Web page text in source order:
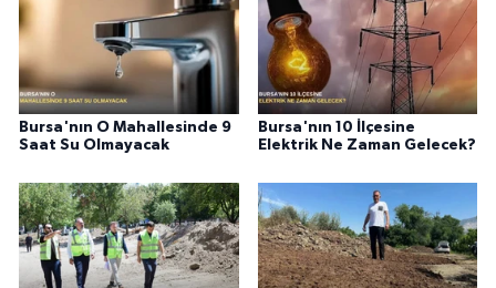
Bursa'nın O Mahallesinde 9
Saat Su Olmayacak
Bursa'nın 10 İlçesine
Elektrik Ne Zaman Gelecek?